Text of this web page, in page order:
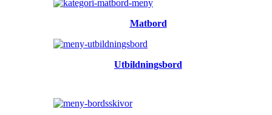
Matbord
Utbildningsbord